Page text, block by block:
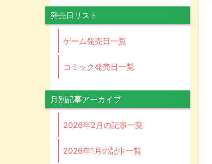
発売日リスト
ゲーム発売日一覧
コミック発売日一覧
月別記事アーカイブ
2026年2月の記事一覧
2026年1月の記事一覧